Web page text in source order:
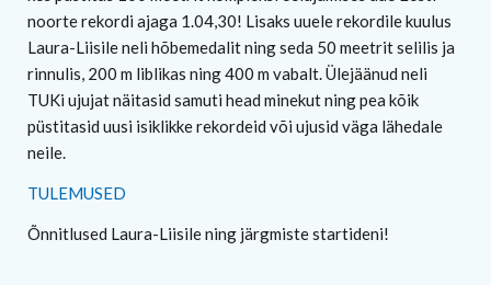
noorte rekordi ajaga 1.04,30! Lisaks uuele rekordile kuulus
Laura-Liisile neli hõbemedalit ning seda 50 meetrit selilis ja
rinnulis, 200 m liblikas ning 400 m vabalt. Ülejäänud neli
TUKi ujujat näitasid samuti head minekut ning pea kõik
püstitasid uusi isiklikke rekordeid või ujusid väga lähedale
neile.
TULEMUSED
Õnnitlused Laura-Liisile ning järgmiste startideni!